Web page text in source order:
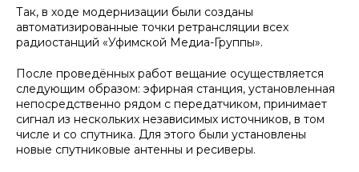
Так, в ходе модернизации были созданы
автоматизированные точки ретрансляции всех
радиостанций «Уфимской Медиа-Группы».
После проведённых работ вещание осуществляется
следующим образом: эфирная станция, установленная
непосредственно рядом с передатчиком, принимает
сигнал из нескольких независимых источников, в том
числе и со спутника. Для этого были установлены
новые спутниковые антенны и ресиверы.